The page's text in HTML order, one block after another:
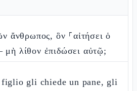
ἄνθρωπος, ὃν ⸀αἰτήσει ὁ
μὴ λίθον ἐπιδώσει αὐτῷ;
gli chiede un pane, gli